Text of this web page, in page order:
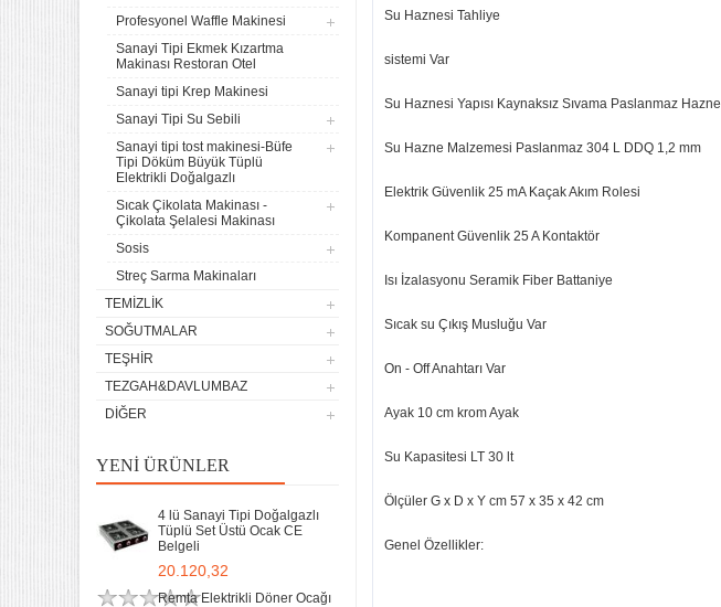
Profesyonel Waffle Makinesi
Sanayi Tipi Ekmek Kızartma
Makinası Restoran Otel
Sanayi tipi Krep Makinesi
Sanayi Tipi Su Sebili
Sanayi tipi tost makinesi-Büfe
Tipi Döküm Büyük Tüplü
Elektrikli Doğalgazlı
Sıcak Çikolata Makinası -
Çikolata Şelalesi Makinası
Sosis
Streç Sarma Makinaları
TEMIZLIK
SOĞUTMALAR
TEŞHIR
TEZGAH&DAVLUMBAZ
DIĞER
YENI ÜRÜNLER
4 lü Sanayi Tipi Doğalgazlı
Tüplü Set Üstü Ocak CE
Belgeli
20.120,32
Remta Elektrikli Döner Ocağı
Su Haznesi Tahliye
sistemi Var
Su Haznesi Yapısı Kaynaksız Sıvama Paslanmaz Hazne
Su Hazne Malzemesi Paslanmaz 304 L DDQ 1,2 mm
Elektrik Güvenlik 25 mA Kaçak Akım Rolesi
Kompanent Güvenlik 25 A Kontaktör
Isı İzalasyonu Seramik Fiber Battaniye
Sıcak su Çıkış Musluğu Var
On - Off Anahtarı Var
Ayak 10 cm krom Ayak
Su Kapasitesi LT 30 lt
Ölçüler G x D x Y cm 57 x 35 x 42 cm
Genel Özellikler: